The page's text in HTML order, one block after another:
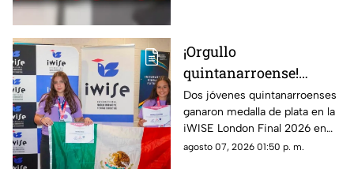
¡Orgullo
quintanarroense!
Jóvenes GANAN la
plata en la competencia
iWISE London Final
2026
Dos jóvenes quintanarroenses
ganaron medalla de plata en la
iWISE London Final 2026 en
donde participaron más de
agosto 07, 2026 01:50 p. m.